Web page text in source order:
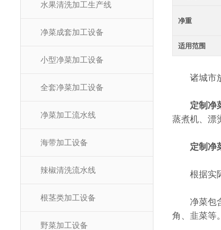
水果清洗加工生产线
净菜成套加工设备
小型净菜加工设备
全套净菜加工设备
净菜加工流水线
海带加工设备
辣椒清洗流水线
根茎类加工设备
野菜加工设备
净重
适用范围
诸城市放
定制净
蒸煮机、漂
定制净
根据实际
净菜包含
角、韭菜等